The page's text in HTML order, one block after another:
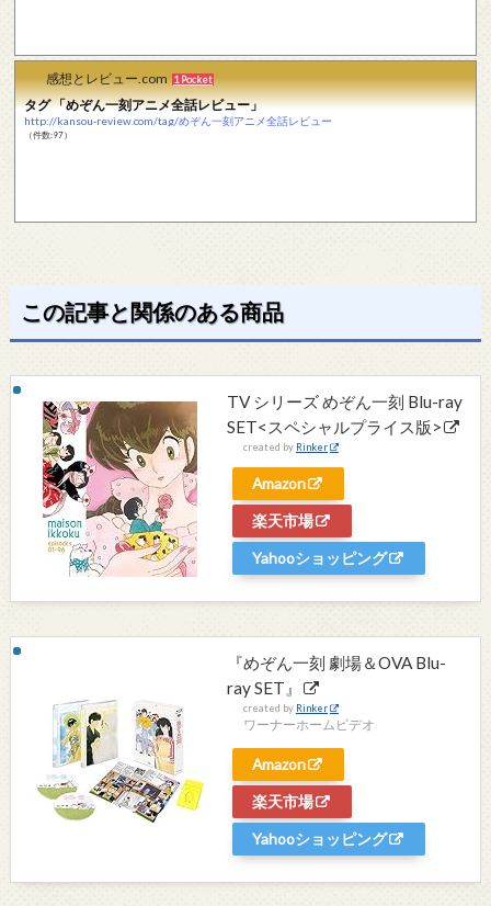
感想とレビュー.com 1 Pocket
タグ 「めぞん一刻アニメ全話レビュー」
http://kansou-review.com/tag/めぞん一刻アニメ全話レビュー
（件数:97）
この記事と関係のある商品
TV シリーズ めぞん一刻 Blu-ray
SET<スペシャルプライス版>
created by Rinker
Amazon
楽天市場
Yahooショッピング
『めぞん一刻 劇場＆OVA Blu-
ray SET』
created by Rinker
ワーナーホームビデオ
Amazon
楽天市場
Yahooショッピング